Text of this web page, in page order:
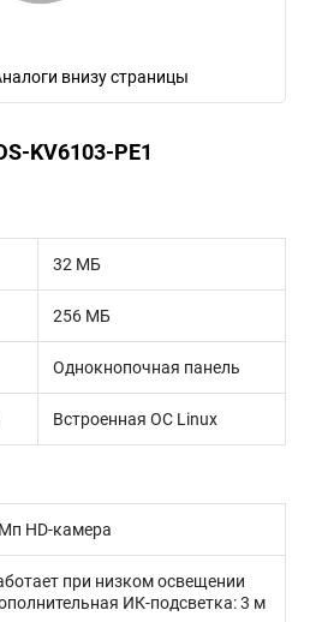
внизу страницы
KV6103-PE1
32 MБ
256 MБ
Однокнопочная панель
Встроенная ОС Linux
HD-камера
при низком освещении
ИК-подсветка: 3 м